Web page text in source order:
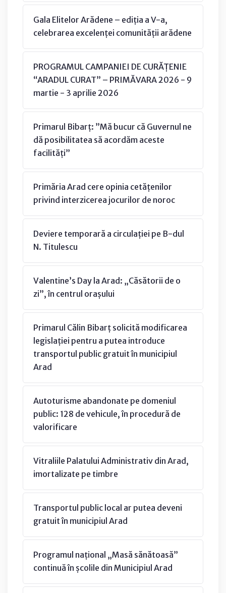
Gala Elitelor Arădene – ediția a V-a,
celebrarea excelenței comunității arădene
PROGRAMUL CAMPANIEI DE CURĂȚENIE
“ARADUL CURAT” – PRIMĂVARA 2026 - 9
martie - 3 aprilie 2026
Primarul Bibarț: ”Mă bucur că Guvernul ne
dă posibilitatea să acordăm aceste
facilități”
Primăria Arad cere opinia cetățenilor
privind interzicerea jocurilor de noroc
Deviere temporară a circulației pe B-dul
N. Titulescu
Valentine’s Day la Arad: „Căsătorii de o
zi”, în centrul orașului
Primarul Călin Bibarț solicită modificarea
legislației pentru a putea introduce
transportul public gratuit în municipiul
Arad
Autoturisme abandonate pe domeniul
public: 128 de vehicule, în procedură de
valorificare
Vitraliile Palatului Administrativ din Arad,
imortalizate pe timbre
Transportul public local ar putea deveni
gratuit în municipiul Arad
Programul național „Masă sănătoasă”
continuă în școlile din Municipiul Arad